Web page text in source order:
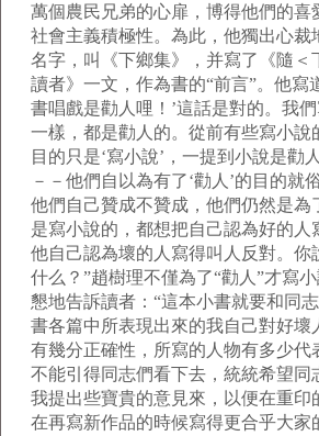
萬個農民兄弟的心扉，博得他們的喜
社會主義積極性。為此，他獨出心裁
名字，叫《下鄉集》，并寫了《隨＜
讀者》一文，作為書的“前言”。他寫
書唱戲是勸人哩！’這話是對的。我
一樣，都是勸人的。從前有些寫小說
目的只是‘寫小說’，一提到小說是勸
－－他們自以為有了‘勸人’的目的就
他們自己贊成不贊成，他們仍然是為
是寫小說的，都想把自己認為好的人
他自己認為壞的人寫得叫人反對。你
什么？”趙樹理不僅為了“勸人”才寫
懇地告訴讀者：“這本小書就要和同
書各篇中所表現出來的我自己對好壞
有幾分正確性，所寫的人物有多少代
不能引得同志們看下去，統統希望同
我提出些寶貴的意見來，以便在重印
在再寫新作品的時候寫得更合乎大家